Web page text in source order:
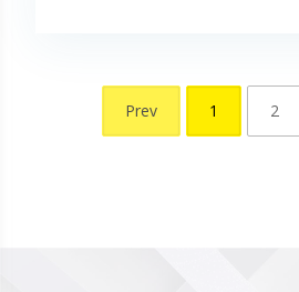
Prev 1 2